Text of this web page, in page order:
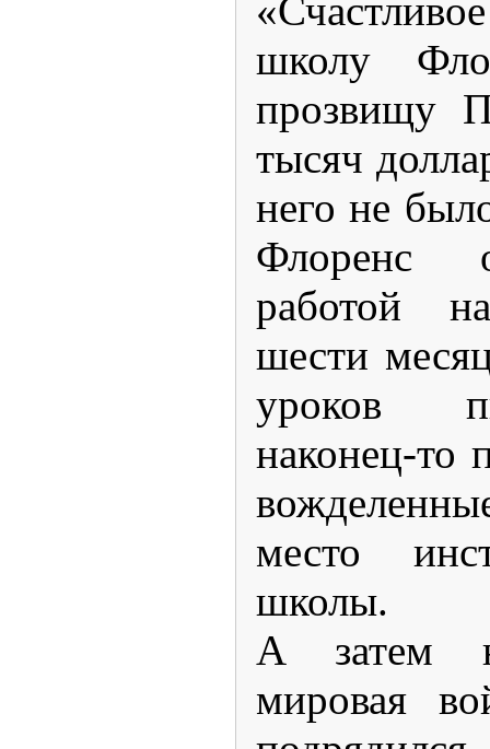
школу
прозвищу
тысяч
него не
Флоренс
работой
шести
уроков
наконец-то
место
школы.
А затем
мировая